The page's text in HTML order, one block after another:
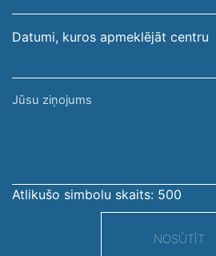
Datumi, kuros apmeklējāt centru
Jūsu
Atlikušo simbolu skaits: 500
NOSŪTĪT